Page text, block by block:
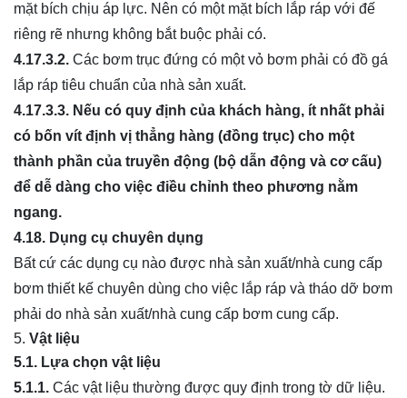
mặt bích chịu áp lực. Nên có một mặt bích lắp ráp với đế
riêng rẽ nhưng không bắt buộc phải có.
4.17.3.2. Các bơm trục đứng có một vỏ bơm phải có đồ gá
lắp ráp tiêu chuẩn của nhà sản xuất.
4.17.3.3. Nếu có quy định của khách hàng, ít nhất phải
có bốn vít định vị thẳng hàng (đồng trục) cho một
thành phần của truyền động (bộ dẫn động và cơ cấu)
để dễ dàng cho việc điều chỉnh theo phương nằm
ngang.
4.18. Dụng cụ chuyên dụng
Bất cứ các dụng cụ nào được nhà sản xuất/nhà cung cấp
bơm thiết kế chuyên dùng cho việc lắp ráp và tháo dỡ bơm
phải do nhà sản xuất/nhà cung cấp bơm cung cấp.
Vật liệu
5.1. Lựa chọn vật liệu
5.1.1. Các vật liệu thường được quy định trong tờ dữ liệu.